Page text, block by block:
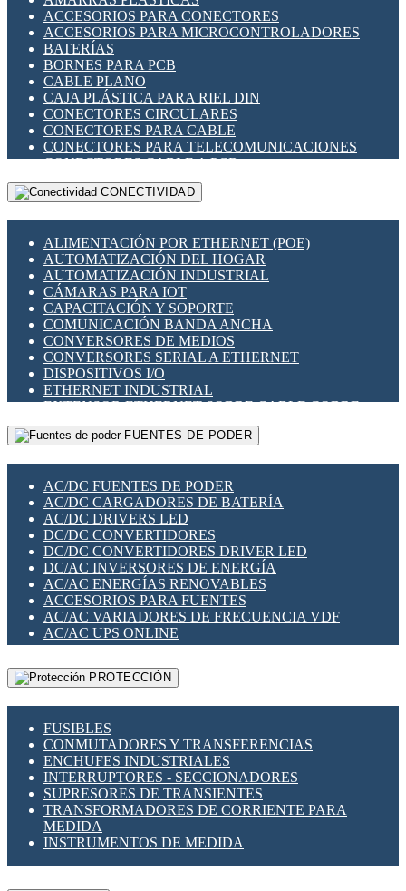
INDICADORES PARA PANEL
INTERFACES DE RELÉ
INTERRUPTORES FIN DE CARRERA
LLAVES CONMUTADORAS
MEDIDORES DE ENERGÍA Y TC'S DE CORRIENTE
MOTORES PASO A PASO
PANTALLAS HMI
PLC -CONTROLADORES LÓGICO PROGRAMABLES
PROGRAMADORES DE HORARIO
RELÉS DE PROTECCIÓN
SENSORES CAPACITIVOS
SENSORES INDUCTIVOS
TEMPORIZADORES
VARIACS
VARIADORES DE FRECUENCIA [VDF]
SECCIONADORES - INTERRUPTORES
MAQUINARIA
ACCESORIOS PARA CONECTORES
ACCESORIOS PARA MICROCONTROLADORES
BATERÍAS
BORNES PARA PCB
CABLE PLANO
CAJA PLÁSTICA PARA RIEL DIN
CONECTORES CIRCULARES
CONECTORES PARA CABLE
CONECTORES PARA TELECOMUNICACIONES
CONECTORES CABLE A PCB
CONECTORES PCB A CABLE
DIP SWITCHES
HERRAMIENTAS VARIAS
ILUMINACIÓN LED
INTERRUPTORES REED
INTERFACES DE RELÉ
OTROS RELÉS
PROTECCIÓN TÉRMICA
RELÉS AUTOMOTRICES
RELÉS DE SEÑAL
RELÉS DE ESTADO SÓLIDO SSR
RELÉS INDUSTRIALES
RELÉS MINIATURA DE POTENCIA
SENSORES MAGNÉTICOS
SWITCH Y MICROSWITCH
TARJETAS PI
UNIÓN Y DERIVACIÓN DE CABLE
CONECTIVIDAD
ALIMENTACIÓN POR ETHERNET (POE)
AUTOMATIZACIÓN DEL HOGAR
AUTOMATIZACIÓN INDUSTRIAL
CÁMARAS PARA IOT
CAPACITACIÓN Y SOPORTE
COMUNICACIÓN BANDA ANCHA
CONVERSORES DE MEDIOS
CONVERSORES SERIAL A ETHERNET
DISPOSITIVOS I/O
ETHERNET INDUSTRIAL
EXTENSOR ETHERNET SOBRE CABLE COBRE
GATEWAY LORAWAN
GESTIÓN DE REDES
PLACAS MODULARES IOT
SWITCHES Y REDES WIFI
SOLUCIONES IOT
SOLUCIONES LORAWAN
SOLUCIONES RED CELULAR
SEGURIDAD PARA REDES
SWITCHES LAN
TELEFONÍA IP (VOIP)
VIGILANCIA IP (CCTV)
MESHTASTIC
FUENTES DE PODER
AC/DC FUENTES DE PODER
AC/DC CARGADORES DE BATERÍA
AC/DC DRIVERS LED
DC/DC CONVERTIDORES
DC/DC CONVERTIDORES DRIVER LED
DC/AC INVERSORES DE ENERGÍA
AC/AC ENERGÍAS RENOVABLES
ACCESORIOS PARA FUENTES
AC/AC VARIADORES DE FRECUENCIA VDF
AC/AC UPS ONLINE
PROTECCIÓN
FUSIBLES
CONMUTADORES Y TRANSFERENCIAS
ENCHUFES INDUSTRIALES
INTERRUPTORES - SECCIONADORES
SUPRESORES DE TRANSIENTES
TRANSFORMADORES DE CORRIENTE PARA
MEDIDA
INSTRUMENTOS DE MEDIDA